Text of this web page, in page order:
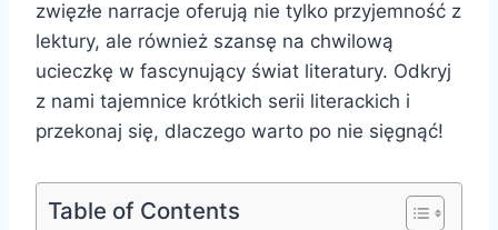
zwięzłe narracje oferują nie tylko przyjemność z
lektury, ale również szansę na chwilową
ucieczkę w fascynujący świat literatury. Odkryj
z nami tajemnice krótkich serii literackich i
przekonaj się, dlaczego warto po nie sięgnąć!
Table of Contents